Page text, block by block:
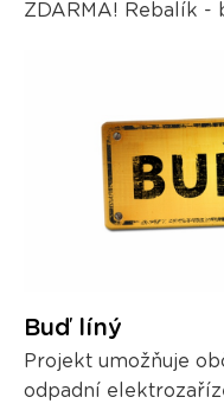
ZDARMA! Rebalík -
Buď líný
Projekt umožňuje
odpadní